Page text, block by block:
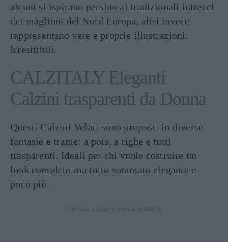
alcuni si ispirano persino ai tradizionali intrecci
dei maglioni del Nord Europa, altri invece
rappresentano vere e proprie illustrazioni.
Irresitibili.
CALZITALY Eleganti
Calzini trasparenti da Donna
Questi Calzini Velati sono proposti in diverse
fantasie e trame: a pois, a righe e tutti
trasparenti. Ideali per chi vuole costruire un
look completo ma tutto sommato elegante e
poco più.